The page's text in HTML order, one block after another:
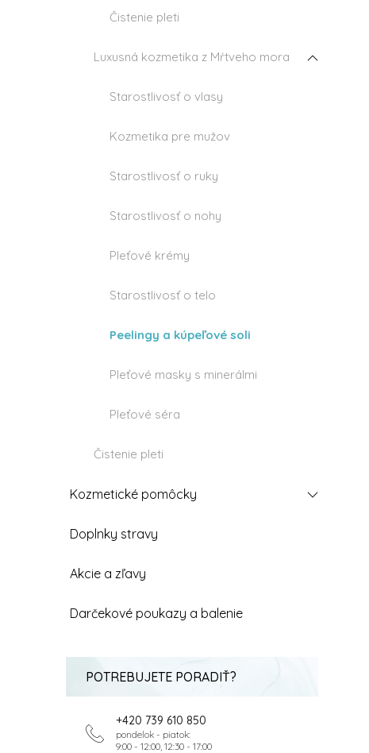
Čistenie pleti
Luxusná kozmetika z Mŕtveho mora
Starostlivosť o vlasy
Kozmetika pre mužov
Starostlivosť o ruky
Starostlivosť o nohy
Pleťové krémy
Starostlivosť o telo
Peelingy a kúpeľové soli
Pleťové masky s minerálmi
Pleťové séra
Čistenie pleti
Kozmetické pomôcky
Doplnky stravy
Akcie a zľavy
Darčekové poukazy a balenie
POTREBUJETE PORADIŤ?
+420 739 610 850
pondelok - piatok:
9:00 - 12:00, 12:30 - 17:00